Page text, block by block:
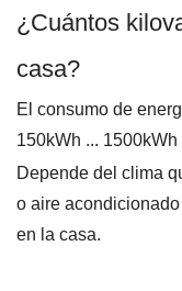
¿Cuántos
casa?
El consumo de
150kWh ...
Depende del clima
o aire
en la casa.